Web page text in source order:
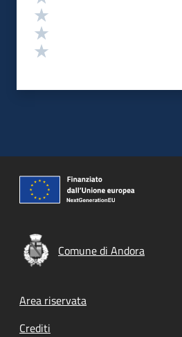
Comune di Andora
Footer menu
Area riservata
Crediti